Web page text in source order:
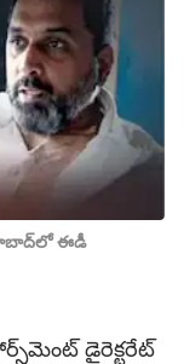
ఈడీ
డైరెక్టరేట్